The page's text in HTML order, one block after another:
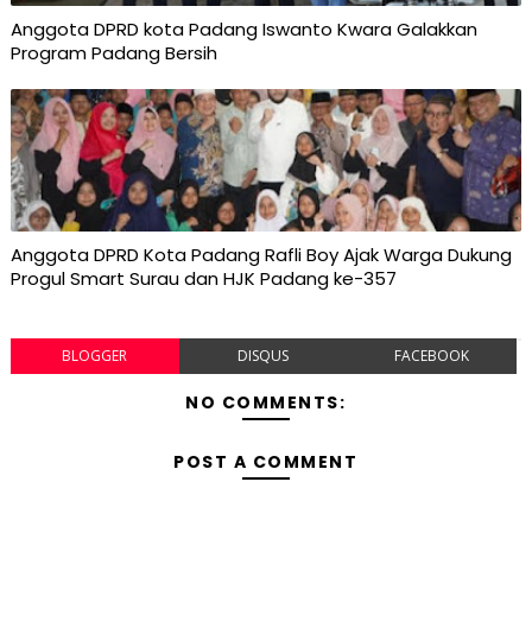
Anggota DPRD kota Padang Iswanto Kwara Galakkan
Program Padang Bersih
Anggota DPRD Kota Padang Rafli Boy Ajak Warga Dukung
Progul Smart Surau dan HJK Padang ke-357
BLOGGER DISQUS FACEBOOK
NO COMMENTS:
POST A COMMENT